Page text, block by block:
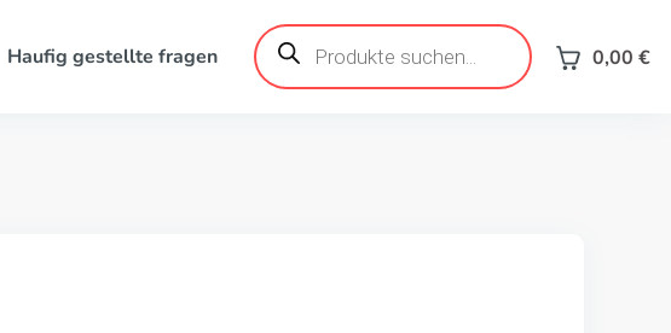
Haufig gestellte fragen
Produktsuche
0,00 €